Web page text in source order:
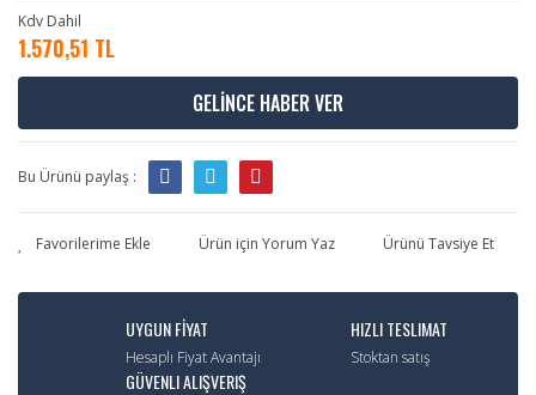
Kdv Dahil
1.570,51 TL
GELİNCE HABER VER
Bu Ürünü paylaş :
Ürün için Yorum Yaz Ürünü Tavsiye Et
UYGUN FİYAT
Hesaplı Fiyat Avantajı
HIZLI TESLIMAT
Stoktan satış
GÜVENLI ALIŞVERIŞ